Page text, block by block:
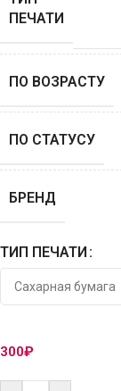
ПЕЧАТИ
ПО ВОЗРАСТУ
ПО СТАТУСУ
БРЕНД
ТИП ПЕЧАТИ
300₽